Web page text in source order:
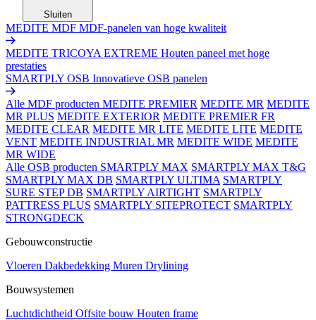
Sluiten
MEDITE MDF MDF-panelen van hoge kwaliteit
MEDITE TRICOYA EXTREME Houten paneel met hoge
prestaties
SMARTPLY OSB Innovatieve OSB panelen
Alle MDF producten MEDITE PREMIER MEDITE MR MEDITE
MR PLUS MEDITE EXTERIOR MEDITE PREMIER FR
MEDITE CLEAR MEDITE MR LITE MEDITE LITE MEDITE
VENT MEDITE INDUSTRIAL MR MEDITE WIDE MEDITE
MR WIDE
Alle OSB producten SMARTPLY MAX SMARTPLY MAX T&G
SMARTPLY MAX DB SMARTPLY ULTIMA SMARTPLY
SURE STEP DB SMARTPLY AIRTIGHT SMARTPLY
PATTRESS PLUS SMARTPLY SITEPROTECT SMARTPLY
STRONGDECK
Gebouwconstructie
Vloeren Dakbedekking Muren Drylining
Bouwsystemen
Luchtdichtheid Offsite bouw Houten frame